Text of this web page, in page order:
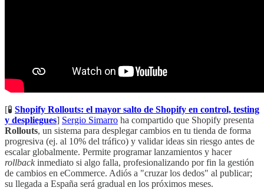
[🧪 Shopify Rollouts: el mayor salto de Shopify en control, testing
y despliegues] Sergio Simarro ha compartido que Shopify presenta
Rollouts, un sistema para desplegar cambios en tu tienda de forma
progresiva (ej. al 10% del tráfico) y validar ideas sin riesgo antes de
escalar globalmente. Permite programar lanzamientos y hacer
rollbackinmediato si algo falla, profesionalizando por fin la gestión
de cambios en eCommerce. Adiós a "cruzar los dedos" al publicar;
su llegada a España será gradual en los próximos meses.